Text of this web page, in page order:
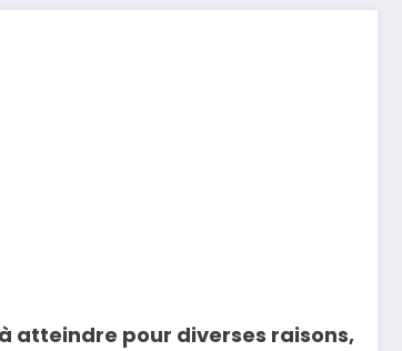
atteindre pour diverses raisons,